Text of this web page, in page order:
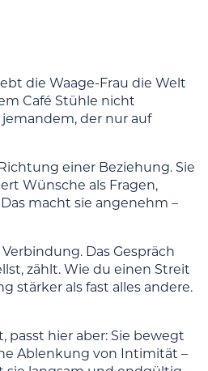
die Waage-Frau die Welt
Café Stühle nicht
der nur auf
einer Beziehung. Sie
Wünsche als Fragen,
macht sie angenehm –
Das Gespräch
zählt. Wie du einen Streit
stärker als fast alles andere.
passt hier aber: Sie bewegt
Ablenkung von Intimität –